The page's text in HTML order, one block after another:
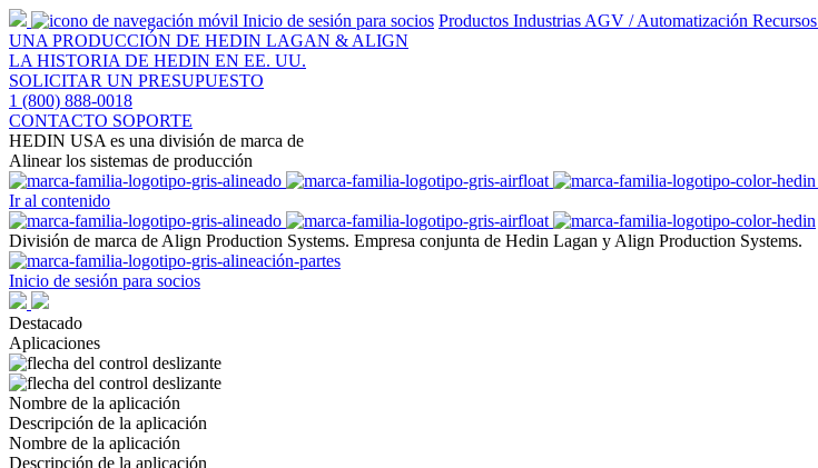
Inicio de sesión para socios Productos Industrias AGV / Automatización Recursos
UNA PRODUCCIÓN DE HEDIN LAGAN & ALIGN
LA HISTORIA DE HEDIN EN EE. UU.
SOLICITAR UN PRESUPUESTO
1 (800) 888-0018
CONTACTO SOPORTE
HEDIN USA es una división de marca de
Alinear los sistemas de producción
Ir al contenido
División de marca de Align Production Systems. Empresa conjunta de Hedin Lagan y Align Production Systems.
Inicio de sesión para socios
Destacado
Aplicaciones
Nombre de la aplicación
Descripción de la aplicación
Nombre de la aplicación
Descripción de la aplicación